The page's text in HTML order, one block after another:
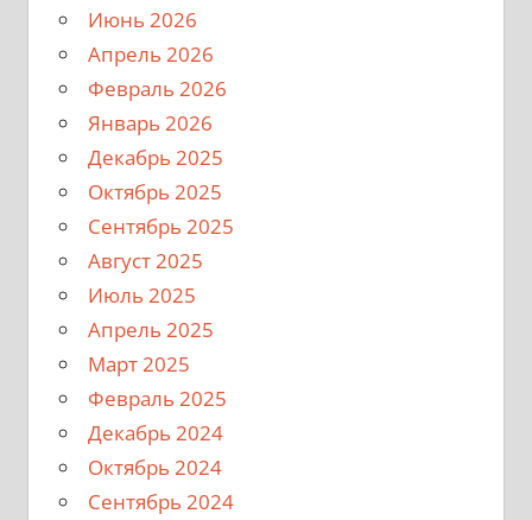
Июнь 2026
Апрель 2026
Февраль 2026
Январь 2026
Декабрь 2025
Октябрь 2025
Сентябрь 2025
Август 2025
Июль 2025
Апрель 2025
Март 2025
Февраль 2025
Декабрь 2024
Октябрь 2024
Сентябрь 2024